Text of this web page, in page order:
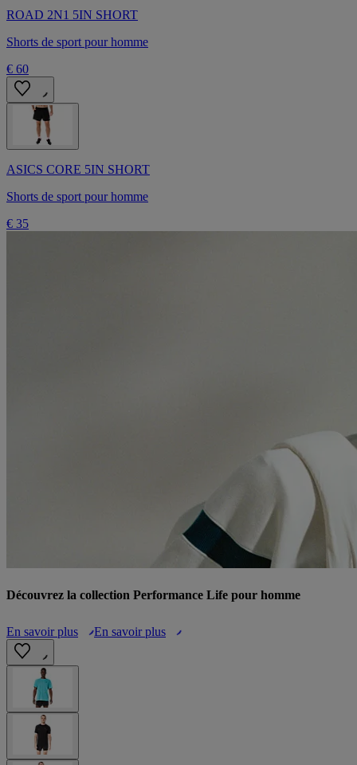
ROAD 2N1 5IN SHORT
Shorts de sport pour homme
€ 60
ASICS CORE 5IN SHORT
Shorts de sport pour homme
€ 35
Découvrez la collection Performance Life pour homme
En savoir plus En savoir plus